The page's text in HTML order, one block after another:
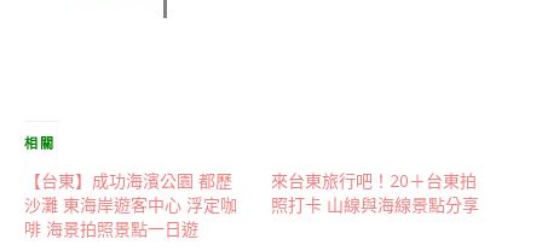
相關
【台東】成功海濱公園 都歷
沙灘 東海岸遊客中心 浮定咖
啡 海景拍照景點一日遊
來台東旅行吧！20＋台東拍
照打卡 山線與海線景點分享